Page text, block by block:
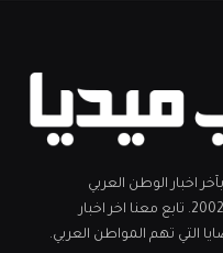
اخبار الوطن العربي
والشرق الأوسط والعالم، تأسست عام 2002. تابع معنا اخر اخبار
التي تهم المواطن العربي.